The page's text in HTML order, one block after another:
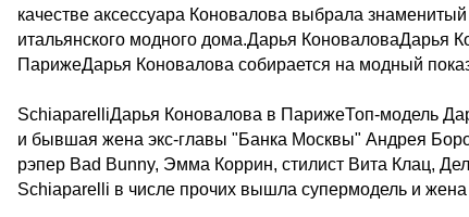
качестве аксессуара Коновалова выбрала
итальянского модного дома.Дарья КоноваловаДарья
ПарижеДарья Коновалова собирается на модный
SchiaparelliДарья Коновалова в ПарижеТоп-модель
и бывшая жена экс-главы "Банка Москвы" Андрея
рэпер Bad Bunny, Эмма Коррин, стилист Вита Клац,
Schiaparelli в числе прочих вышла супермодель и